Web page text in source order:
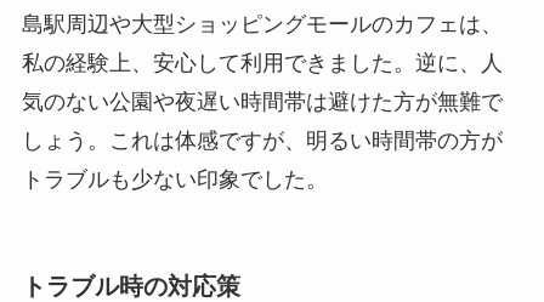
島駅周辺や大型ショッピングモールのカフェは、
私の経験上、安心して利用できました。逆に、人
気のない公園や夜遅い時間帯は避けた方が無難で
しょう。これは体感ですが、明るい時間帯の方が
トラブルも少ない印象でした。
トラブル時の対応策